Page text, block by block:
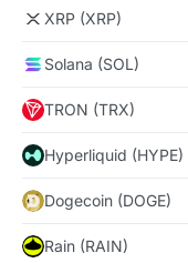
XRP (XRP)
Solana (SOL)
TRON (TRX)
Hyperliquid (HYPE)
Dogecoin (DOGE)
Rain (RAIN)